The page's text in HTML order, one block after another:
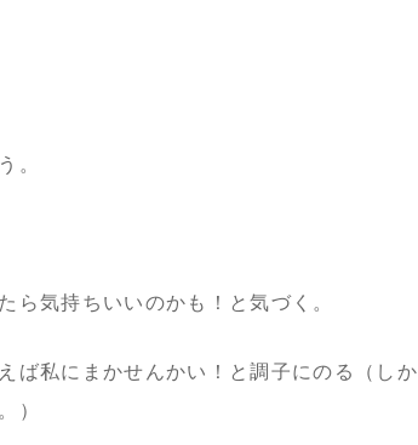
。
ら気持ちいいのかも！と気づく。
ば私にまかせんかい！と調子にのる（しか
）